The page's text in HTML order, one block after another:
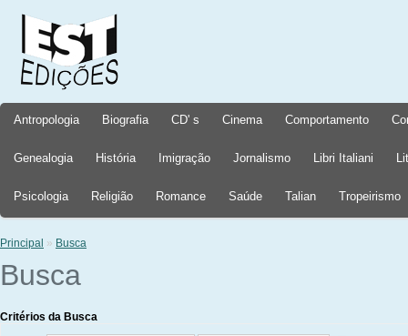
Antropologia Biografia CD' s Cinema Comportamento
Genealogia História Imigração Jornalismo Libri Italiani
Psicologia Religião Romance Saúde Talian Tropeirismo
Principal » Busca
Busca
Critérios da Busca